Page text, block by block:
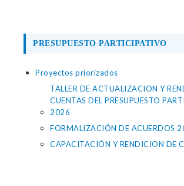
PRESUPUESTO PARTICIPATIVO
Proyectos priorizados
TALLER DE ACTUALIZACION Y
CUENTAS DEL PRESUPUESTO
2026
FORMALIZACIÓN DE ACUERDOS
CAPACITACIÓN Y RENDICION DE